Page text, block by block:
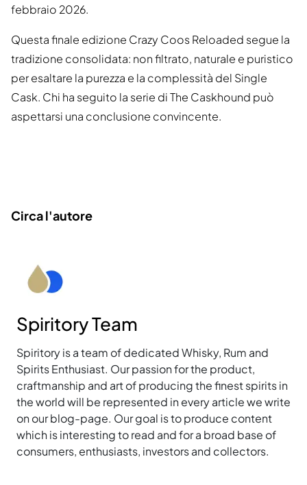
febbraio 2026.
Questa finale edizione Crazy Coos Reloaded segue la
tradizione consolidata: non filtrato, naturale e puristico
per esaltare la purezza e la complessità del Single
Cask. Chi ha seguito la serie di The Caskhound può
aspettarsi una conclusione convincente.
Circa l'autore
Spiritory Team
Spiritory is a team of dedicated Whisky, Rum and
Spirits Enthusiast. Our passion for the product,
craftmanship and art of producing the finest spirits in
the world will be represented in every article we write
on our blog-page. Our goal is to produce content
which is interesting to read and for a broad base of
consumers, enthusiasts, investors and collectors.